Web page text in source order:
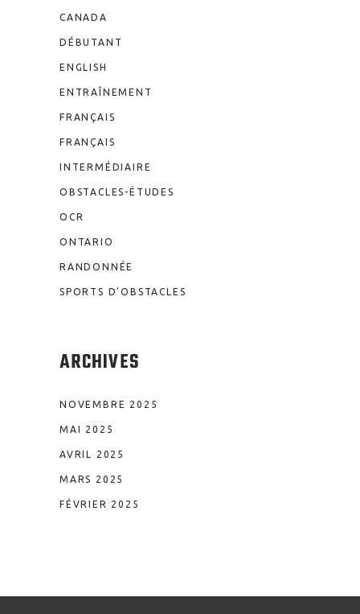
CANADA
DÉBUTANT
ENGLISH
ENTRAÎNEMENT
FRANÇAIS
FRANÇAIS
INTERMÉDIAIRE
OBSTACLES-ÉTUDES
OCR
ONTARIO
RANDONNÉE
SPORTS D'OBSTACLES
ARCHIVES
NOVEMBRE 2025
MAI 2025
AVRIL 2025
MARS 2025
FÉVRIER 2025